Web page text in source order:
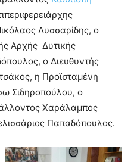
Λυσσαρίδης, ο
Αρχής Δυτικής
ο Διευθυντής
η Προϊσταμένη
Σιδηροπούλου, ο
Χαράλαμπος
Παπαδόπουλος.